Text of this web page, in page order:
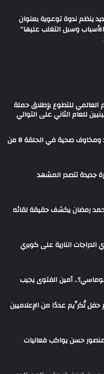
ينظم ندوة توعوية بعنوان
وسبل التغلب عليها”
للتطوع بإطلاق حملة
للعام الثاني على التوالي
جومانا مراد تواجه احتمال حمل جديد ومخاوف صحية في الحلقة 8 من
جديدة تتصدر المشهد
رمضان يكشف حقيقة لقائه
النارية على كوبري
أمين الفتوى يجيب
تُكرِّيم عددًا من الإعلاميين
حسن يواكب فعاليات